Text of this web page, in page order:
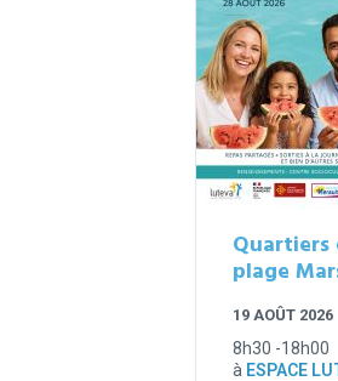
Quartiers
plage
19 AOÛT 2026
8h30 -18h00
à ESPACE